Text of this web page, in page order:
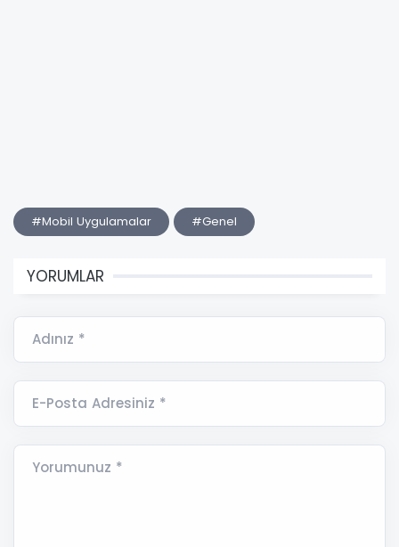
#Mobil Uygulamalar #Genel
YORUMLAR
Adınız *
E-Posta Adresiniz *
Yorumunuz *